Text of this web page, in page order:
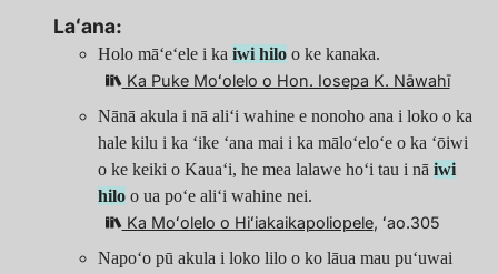
Laʻana:
Holo māʻeʻele i ka iwi hilo o ke kanaka.
Ka Puke Moʻolelo o Hon. Iosepa K. Nāwahī
Nānā akula i nā aliʻi wahine e nonoho ana i loko o ka
hale kilu i ka ʻike ʻana mai i ka māloʻeloʻe o ka ʻōiwi
o ke keiki o Kauaʻi, he mea lalawe hoʻi tau i nā iwi
hilo o ua poʻe aliʻi wahine nei.
Ka Moʻolelo o Hiʻiakaikapoliopele, ʻao.305
Napoʻo pū akula i loko lilo o ko lāua mau puʻuwai